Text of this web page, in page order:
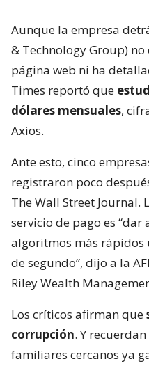
Aunque la empresa
& Technology Group) no
página web ni ha
Times reportó que
dólares mensuales,
Axios.
Ante esto, cinco
registraron poco
The Wall Street Journal.
servicio de pago es “dar
algoritmos más rápidos
de segundo”, dijo a la
Riley Wealth
Los críticos afirman que
corrupción. Y
familiares cercanos ya